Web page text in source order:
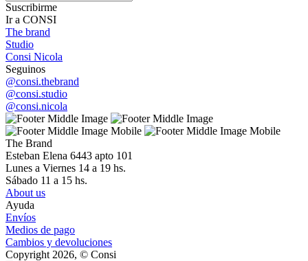
Suscribirme
Ir a CONSI
The brand
Studio
Consi Nicola
Seguinos
@consi.thebrand
@consi.studio
@consi.nicola
The Brand
Esteban Elena 6443 apto 101
Lunes a Viernes 14 a 19 hs.
Sábado 11 a 15 hs.
About us
Ayuda
Envíos
Medios de pago
Cambios y devoluciones
Copyright 2026, © Consi